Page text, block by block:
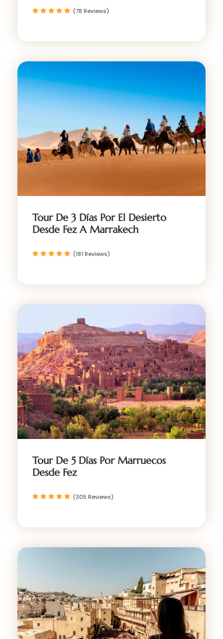
(78 Reviews)
Tour De 3 Días Por El Desierto
Desde Fez A Marrakech
(181 Reviews)
Tour De 5 Días Por Marruecos
Desde Fez
(305 Reviews)